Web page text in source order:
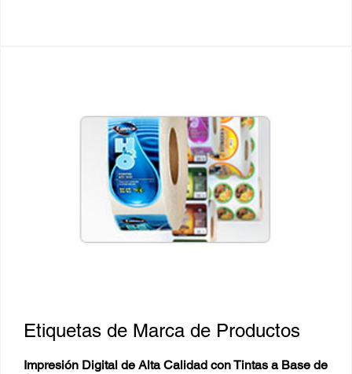
Etiquetas de Marca de Productos
Impresión Digital de Alta Calidad con Tintas a Base de